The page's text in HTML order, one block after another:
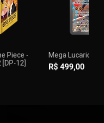
Piece -
12]
Mega Lucario ex
Preço
R$ 499,00